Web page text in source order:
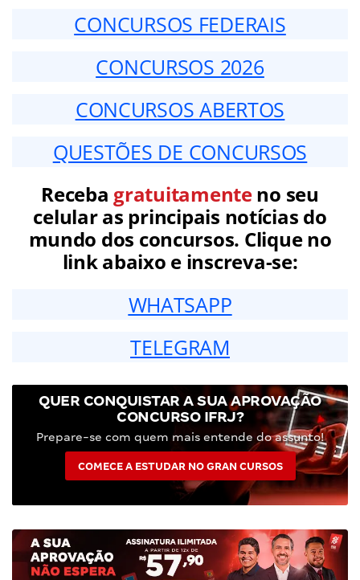
CONCURSOS FEDERAIS
CONCURSOS 2026
CONCURSOS ABERTOS
QUESTÕES DE CONCURSOS
Receba gratuitamenteno seu
celular as principais notícias do
mundo dos concursos. Clique no
link abaixo e inscreva-se:
WHATSAPP
TELEGRAM
QUER CONQUISTAR A SUA APROVAÇÃO
CONCURSO IFRJ?
Prepare-se com quem mais entende do assunto!
COMECE A ESTUDAR NO GRAN CURSOS